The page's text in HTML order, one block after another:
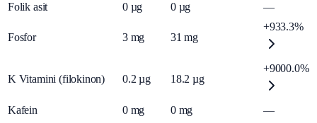
Folik asit
0 µg 0 µg —
Fosfor 3 mg 31 mg
+933.3%
K Vitamini (filokinon) 0.2 µg 18.2 µg
+9000.0%
Kafein 0 mg 0 mg —